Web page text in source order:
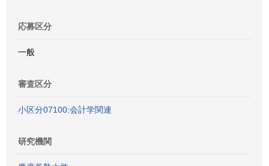
応募区分
一般
審査区分
小区分07100:会計学関連
研究機関